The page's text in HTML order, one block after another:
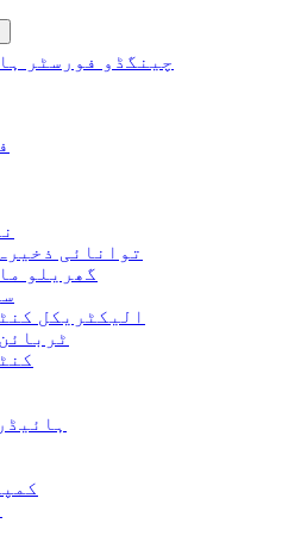
توانائی
گھریلو
الیکٹریکل